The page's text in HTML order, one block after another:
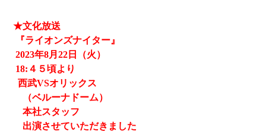
★文化放送
『ライオンズナイター』
2023年8月22日（火）
18:４５頃より
西武VSオリックス
（ベルーナドーム）
本社スタッフ
出演させていただきました